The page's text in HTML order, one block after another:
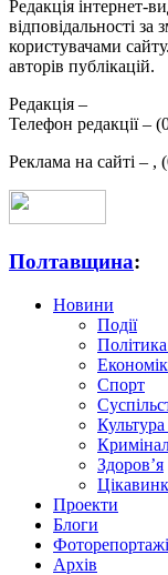
Редакція інтернет-
відповідальності за
користувачами
авторів публікацій.
Редакція –
Телефон редакції –
Реклама на сайті – ,
Полтавщина:
Новини
Події
Політика
Спорт
Культура
Здоров’я
Проекти
Блоги
Фоторепортажі
Архів